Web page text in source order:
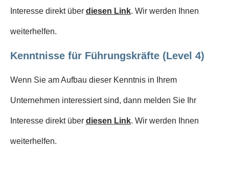
Interesse direkt über diesen Link. Wir werden Ihnen
weiterhelfen.
Kenntnisse für Führungskräfte (Level 4)
Wenn Sie am Aufbau dieser Kenntnis in Ihrem
Unternehmen interessiert sind, dann melden Sie Ihr
Interesse direkt über diesen Link. Wir werden Ihnen
weiterhelfen.